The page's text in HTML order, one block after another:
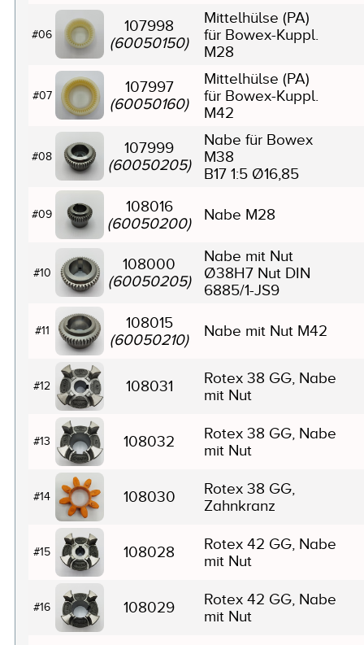
#06
107998
(60050150)
Mittelhülse (PA)
für Bowex-Kuppl.
M28
#07
107997
(60050160)
Mittelhülse (PA)
für Bowex-Kuppl.
M42
#08
107999
(60050205)
Nabe für Bowex
M38
B17 1:5 Ø16,85
#09
108016
(60050200)
Nabe M28
#10
108000
(60050205)
Nabe mit Nut
Ø38H7 Nut DIN
6885/1-JS9
#11
108015
(60050210)
Nabe mit Nut M42
#12 108031
Rotex 38 GG, Nabe
mit Nut
#13 108032
Rotex 38 GG, Nabe
mit Nut
#14 108030
Rotex 38 GG,
Zahnkranz
#15 108028
Rotex 42 GG, Nabe
mit Nut
#16 108029
Rotex 42 GG, Nabe
mit Nut